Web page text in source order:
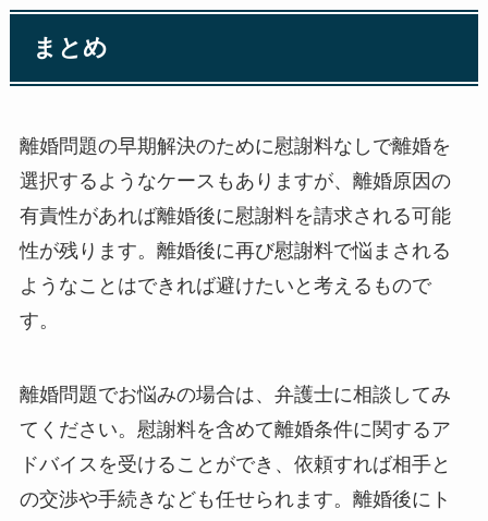
まとめ
離婚問題の早期解決のために慰謝料なしで離婚を
選択するようなケースもありますが、離婚原因の
有責性があれば離婚後に慰謝料を請求される可能
性が残ります。離婚後に再び慰謝料で悩まされる
ようなことはできれば避けたいと考えるもので
す。
離婚問題でお悩みの場合は、弁護士に相談してみ
てください。慰謝料を含めて離婚条件に関するア
ドバイスを受けることができ、依頼すれば相手と
の交渉や手続きなども任せられます。離婚後にト